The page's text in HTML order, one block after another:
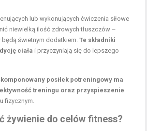
lub wykonujących ćwiczenia siłowe
niewielką ilość zdrowych tłuszczów –
będą świetnym dodatkiem.Te składniki
ciała i przyczyniają się do lepszego
posiłek potreningowy ma
treningu oraz przyspieszenie
fizycznym.
żywienie do celów fitness?